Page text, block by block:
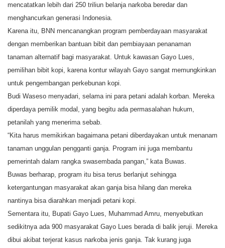
mencatatkan lebih dari 250 triliun belanja narkoba beredar dan
menghancurkan generasi Indonesia.
Karena itu, BNN mencanangkan program pemberdayaan masyarakat
dengan memberikan bantuan bibit dan pembiayaan penanaman
tanaman alternatif bagi masyarakat. Untuk kawasan Gayo Lues,
pemilihan bibit kopi, karena kontur wilayah Gayo sangat memungkinkan
untuk pengembangan perkebunan kopi.
Budi Waseso menyadari, selama ini para petani adalah korban. Mereka
diperdaya pemilik modal, yang begitu ada permasalahan hukum,
petanilah yang menerima sebab.
“Kita harus memikirkan bagaimana petani diberdayakan untuk menanam
tanaman unggulan pengganti ganja. Program ini juga membantu
pemerintah dalam rangka swasembada pangan,” kata Buwas.
Buwas berharap, program itu bisa terus berlanjut sehingga
ketergantungan masyarakat akan ganja bisa hilang dan mereka
nantinya bisa diarahkan menjadi petani kopi.
Sementara itu, Bupati Gayo Lues, Muhammad Amru, menyebutkan
sedikitnya ada 900 masyarakat Gayo Lues berada di balik jeruji. Mereka
dibui akibat terjerat kasus narkoba jenis ganja. Tak kurang juga